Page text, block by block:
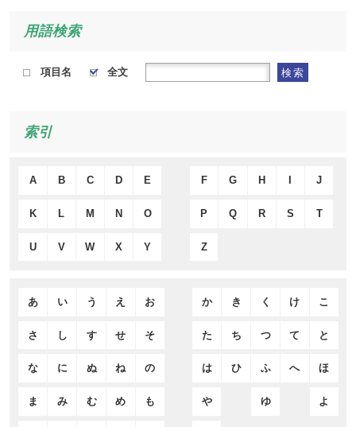
用語検索
項目名 全文 検索
索引
A B C D E F G H J
K L M N O P Q R S T
U V W X Y Z
あ い う え お か き く け こ
さ し す せ そ た ち つ て と
な に ぬ ね の は ひ ふ へ ほ
ま み む め も や ゆ よ